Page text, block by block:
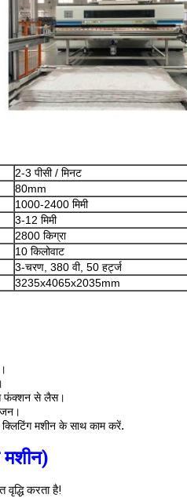
2-3 पीसी / मिनट
80mm
1000-2400 मिमी
3-12 मिमी
2800 किग्रा
10 किलोवाट
3-चरण, 380 वी, 50 हर्ट्ज
3235x4065x2035mm
फंक्शन से लैस।
मशीन के साथ काम करें.
मशीन)
करता है!